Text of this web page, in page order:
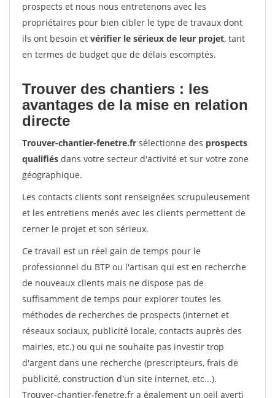
prospects et nous nous entretenons avec les
propriétaires pour bien cibler le type de travaux dont
ils ont besoin et vérifier le sérieux de leur projet, tant
en termes de budget que de délais escomptés.
Trouver des chantiers : les
avantages de la mise en relation
directe
Trouver-chantier-fenetre.fr sélectionne des prospects
qualifiés dans votre secteur d'activité et sur votre zone
géographique.
Les contacts clients sont renseignées scrupuleusement
et les entretiens menés avec les clients permettent de
cerner le projet et son sérieux.
Ce travail est un réel gain de temps pour le
professionnel du BTP ou l'artisan qui est en recherche
de nouveaux clients mais ne dispose pas de
suffisamment de temps pour explorer toutes les
méthodes de recherches de prospects (internet et
réseaux sociaux, publicité locale, contacts auprès des
mairies, etc.) ou qui ne souhaite pas investir trop
d'argent dans une recherche (prescripteurs, frais de
publicité, construction d'un site internet, etc...).
Trouver-chantier-fenetre.fr a également un oeil averti